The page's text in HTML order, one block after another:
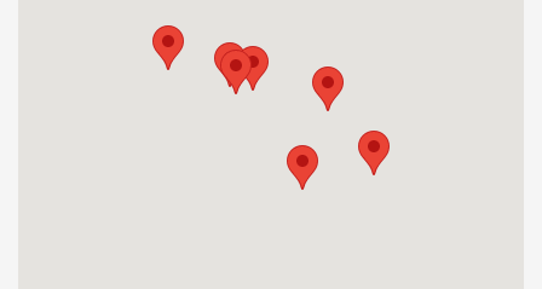
0904 92 0082
Get Directions
Tòa nhà 29T1, Hoàng Đạo Thúy, Trung Hòa,
Cầu Giấy, Hà Nội, Việt Nam.